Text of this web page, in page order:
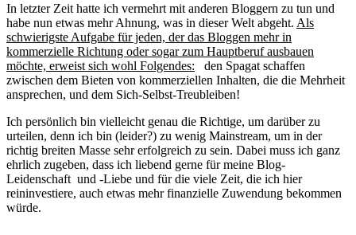
In letzter Zeit hatte ich vermehrt mit anderen Bloggern zu tun und
habe nun etwas mehr Ahnung, was in dieser Welt abgeht. Als
schwierigste Aufgabe für jeden, der das Bloggen mehr in
kommerzielle Richtung oder sogar zum Hauptberuf ausbauen
möchte, erweist sich wohl Folgendes: den Spagat schaffen
zwischen dem Bieten von kommerziellen Inhalten, die die Mehrheit
ansprechen, und dem Sich-Selbst-Treubleiben!
Ich persönlich bin vielleicht genau die Richtige, um darüber zu
urteilen, denn ich bin (leider?) zu wenig Mainstream, um in der
richtig breiten Masse sehr erfolgreich zu sein. Dabei muss ich ganz
ehrlich zugeben, dass ich liebend gerne für meine Blog-
Leidenschaft und -Liebe und für die viele Zeit, die ich hier
reininvestiere, auch etwas mehr finanzielle Zuwendung bekommen
würde.